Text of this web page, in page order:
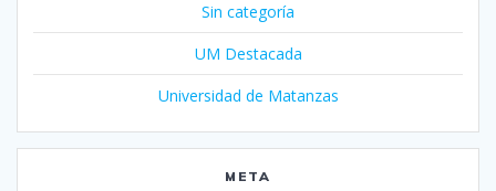
Sin categoría
UM Destacada
Universidad de Matanzas
META